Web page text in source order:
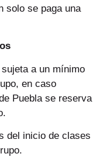
solo se paga una
a un mínimo
en caso
Puebla se reserva
del inicio de clases